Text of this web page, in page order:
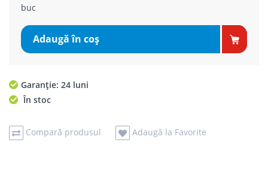
buc
Adaugă în coş
Garanție: 24 luni
În stoc
Compară produsul Adaugă la Favorite